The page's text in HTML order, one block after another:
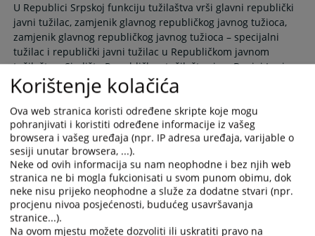
U Republici Srpskoj funkciju tužilaštva vrši glavni republički
javni tužilac, zamjenik glavnog republičkog javnog tužioca,
zamjenik glavnog republičkog javnog tužioca – specijalni
tužilac i republički javni tužilac u Republičkom javnom
tužilaštvu. Sjedište Republičkog tužilaštva je u Banjoj Luci.
Funkciju tužilaštva vrše i glavni okružni javni tužilac,
zamjenik glavnog okružnog javnog tužioca i okružni javni
tužilac u okružnim javnim tužilaštvima.
Da li lice lišeno slobode ima određena
prava?
Lice koje je lišeno slobode mora na maternjem jeziku ili
jeziku koji razumije odmah biti obaviješteno o razlozima
Korištenje kolačića
Ova web stranica koristi određene skripte koje mogu
pohranjivati i koristiti određene informacije iz vašeg
browsera i vašeg uređaja (npr. IP adresa uređaja, varijable o
sesiji unutar browsera, ...).
Neke od ovih informacija su nam neophodne i bez njih web
stranica ne bi mogla fukcionisati u svom punom obimu, dok
neke nisu prijeko neophodne a služe za dodatne stvari (npr.
procjenu nivoa posjećenosti, budućeg usavršavanja
stranice...).
Na ovom mjestu možete dozvoliti ili uskratiti pravo na